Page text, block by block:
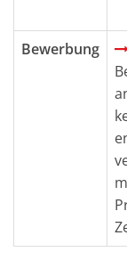
Bewerbung